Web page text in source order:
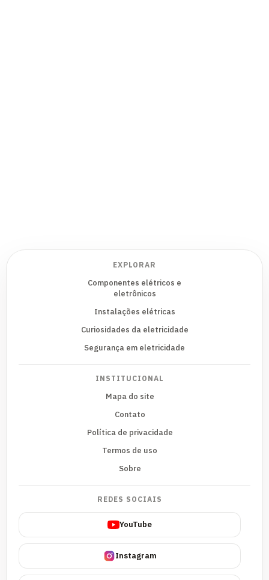
EXPLORAR
Componentes elétricos e
eletrônicos
Instalações elétricas
Curiosidades da eletricidade
Segurança em eletricidade
INSTITUCIONAL
Mapa do site
Contato
Política de privacidade
Termos de uso
Sobre
REDES SOCIAIS
YouTube
Instagram